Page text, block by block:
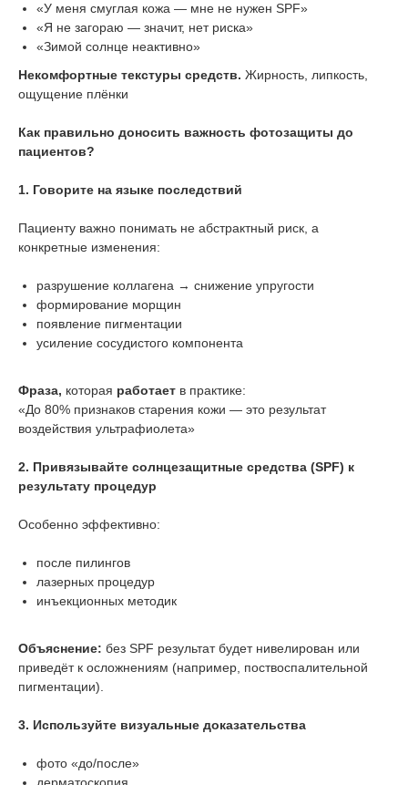
«У меня смуглая кожа — мне не нужен SPF»
«Я не загораю — значит, нет риска»
«Зимой солнце неактивно»
Некомфортные текстуры средств. Жирность, липкость,
ощущение плёнки
Как правильно доносить важность фотозащиты до
пациентов?
1. Говорите на языке последствий
Пациенту важно понимать не абстрактный риск, а
конкретные изменения:
разрушение коллагена → снижение упругости
формирование морщин
появление пигментации
усиление сосудистого компонента
Фраза, которая работает в практике:
«До 80% признаков старения кожи — это результат
воздействия ультрафиолета»
2. Привязывайте солнцезащитные средства (SPF) к
результату процедур
Особенно эффективно:
после пилингов
лазерных процедур
инъекционных методик
Объяснение: без SPF результат будет нивелирован или
приведёт к осложнениям (например, поствоспалительной
пигментации).
3. Используйте визуальные доказательства
фото «до/после»